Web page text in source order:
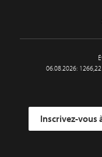
06.08.2026:
Inscrivez-vous